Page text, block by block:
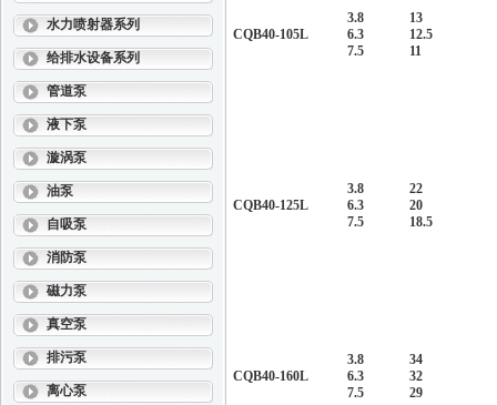
水力喷射器系列
给排水设备系列
管道泵
液下泵
漩涡泵
油泵
自吸泵
消防泵
磁力泵
真空泵
排污泵
离心泵
CQB40-105L
3.8
6.3
7.5
13
12.5
11
CQB40-125L
3.8
6.3
7.5
22
20
18.5
CQB40-160L
3.8
6.3
7.5
34
32
29